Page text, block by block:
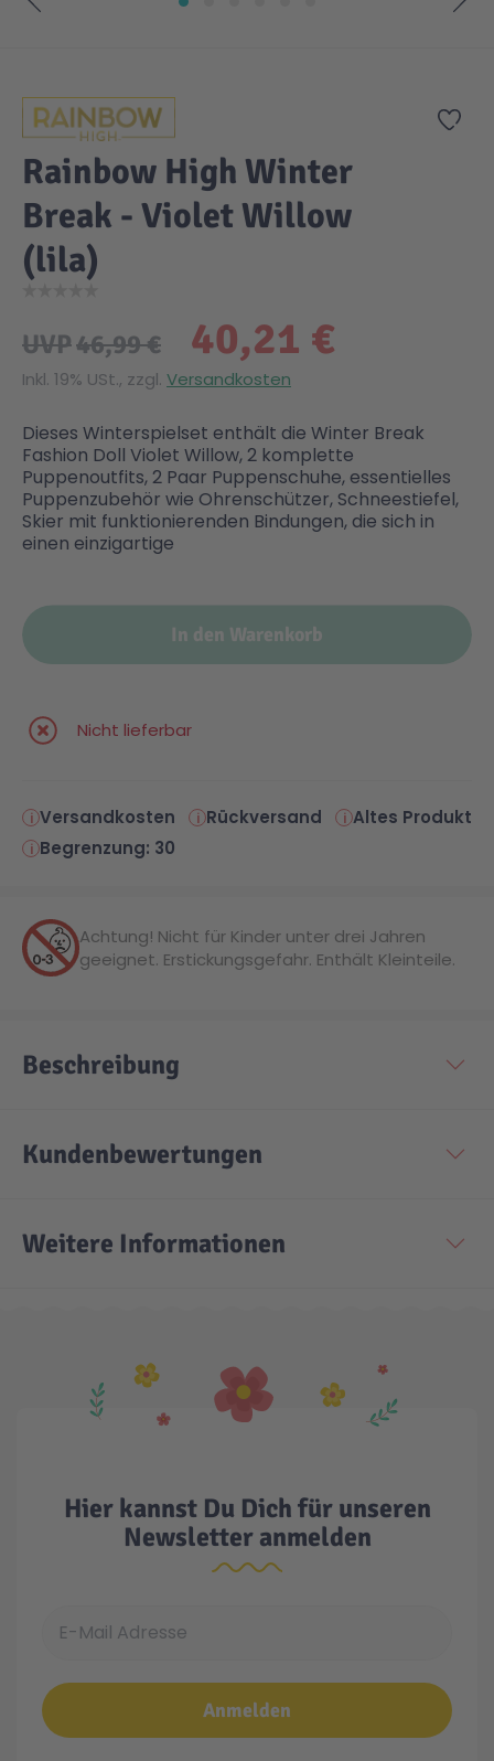
Sicherheit
Krimi / Thriller
Liebesromane
Sachbücher / Wissen
Zeit & Reise
Kuscheltiere
Puppen & Puppenzubehör
Puzzle & Legespiele
Holzspielwaren
Kreativ
Malen & Zeichnen
DC Comics™ Super Heroes
DUPLO®
Friends
Harry Potter™
Marvel™ Super Heroes
Minecraft™
Speed Champions
Super Mario
LEGO® Blumen
Country
Family Fun
Figures
Heroes
Knights
NOVELMORE
Wiltopia
Cars
Zur
Rainbow High Winter
Break - Violet Willow
(lila)
40,21 €
UVP46,99 €
Inkl. 19% USt., zzgl. Versandkosten
Dieses Winterspielset enthält die Winter Break
Fashion Doll Violet Willow, 2 komplette
Puppenoutfits, 2 Paar Puppenschuhe, essentielles
Puppenzubehör wie Ohrenschützer, Schneestiefel,
Skier mit funktionierenden Bindungen, die sich in
einen einzigartige
In den Warenkorb
Nicht lieferbar
Versandkosten Rückversand
Altes Produkt
Begrenzung: 30
Achtung! Nicht für Kinder unter drei Jahren
geeignet. Erstickungsgefahr. Enthält Kleinteile.
Beschreibung
Kundenbewertungen
Weitere Informationen
Hier kannst Du Dich für unseren
Newsletter anmelden
Anmelden